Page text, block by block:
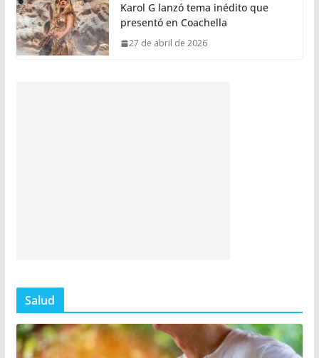
Karol G lanzó tema inédito que
presentó en Coachella
27 de abril de 2026
Salud